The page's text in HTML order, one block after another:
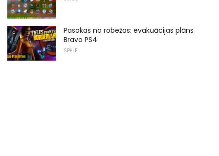
Pasakas no robežas: evakuācijas plāns
Bravo PS4
SPĒLE